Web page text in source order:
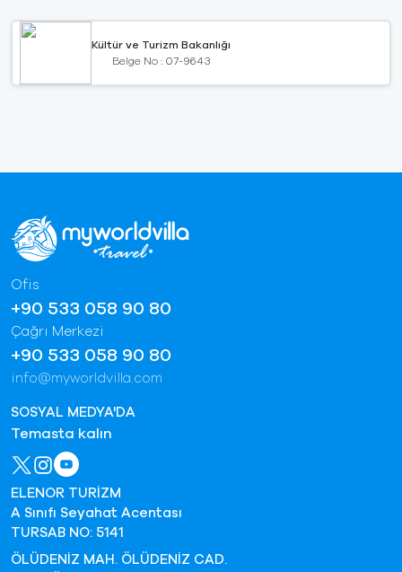
Kültür ve Turizm Bakanlığı
Belge No : 07-9643
Ofis
+90 533 058 90 80
Çağrı Merkezi
+90 533 058 90 80
info@myworldvilla.com
SOSYAL MEDYA'DA
Temasta kalın
ELENOR TURİZM
A Sınıfı Seyahat Acentası
TURSAB NO: 5141
ÖLÜDENİZ MAH. ÖLÜDENİZ CAD.